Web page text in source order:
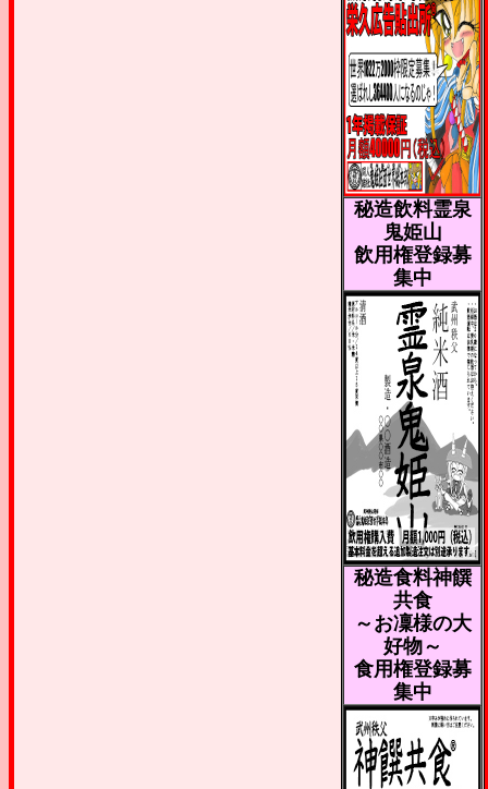
秘造飲料霊泉
鬼姫山
飲用権登録募
集中
秘造食料神饌
共食
～お凜様の大
好物～
食用権登録募
集中